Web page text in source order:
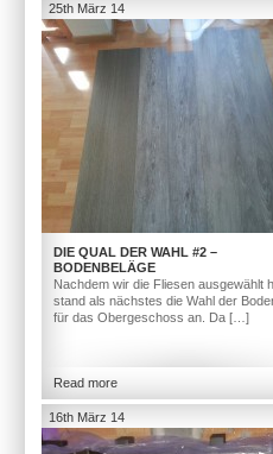
25th März 14
DIE QUAL DER WAHL #2 –
BODENBELÄGE
Nachdem wir die Fliesen ausgewählt
stand als nächstes die Wahl der
für das Obergeschoss an. Da […]
Read more
16th März 14